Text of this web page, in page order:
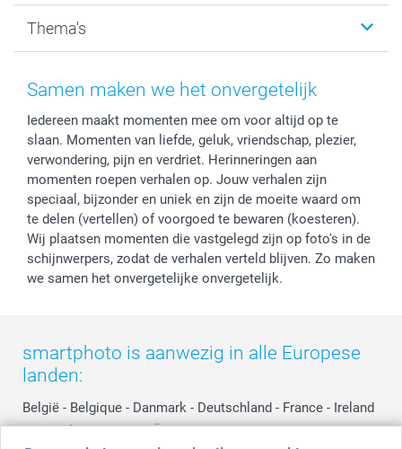
Kaarten
Bestelproces
Herroepingsrecht
Cookiebeleid
Reviews
Prijslijst
Investor Relations
Tevredenheidsgarantie
Mijn orderstatus
smartfriends
service@smartphoto.nl
Affiliate partnerprogramma
Partnerships
Influencer partnerprogramma
Thema's
Baby
Vaderdag
Huwelijk
Samen maken we het onvergetelijk
Iedereen maakt momenten mee om voor altijd op te
slaan. Momenten van liefde, geluk, vriendschap, plezier,
verwondering, pijn en verdriet. Herinneringen aan
momenten roepen verhalen op. Jouw verhalen zijn
speciaal, bijzonder en uniek en zijn de moeite waard om
te delen (vertellen) of voorgoed te bewaren (koesteren).
Wij plaatsen momenten die vastgelegd zijn op foto's in de
schijnwerpers, zodat de verhalen verteld blijven. Zo maken
we samen het onvergetelijke onvergetelijk.
smartphoto is aanwezig in alle Europese
landen:
België - Belgique - Danmark - Deutschland - France - Ireland
- Nederland - Norge - Österreich - Schweiz - Suisse -